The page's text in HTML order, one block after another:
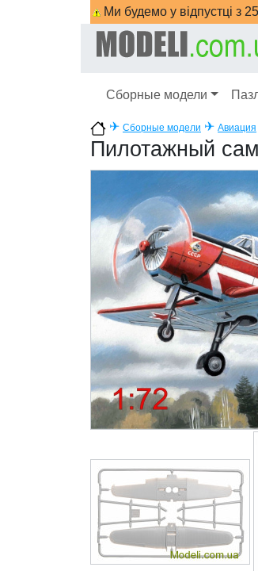
Ми будемо у відпустці з
Сборные модели
✈ Сборные модели ✈ Авиация
Пилотажный